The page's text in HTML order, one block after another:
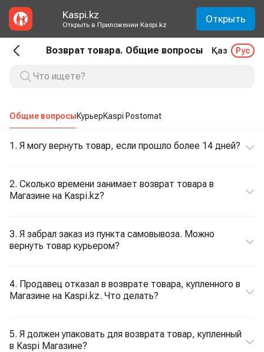
Kaspi.kz
Открыть в Приложении Kaspi.kz Открыть
Возврат товара. Общие вопросы Қаз Рус
Общие вопросыКурьерKaspi Postomat
1. Я могу вернуть товар, если прошло более 14 дней?
2. Сколько времени занимает возврат товара в
Магазине на Kaspi.kz?
3. Я забрал заказ из пункта самовывоза. Можно
вернуть товар курьером?
4. Продавец отказал в возврате товара, купленного в
Магазине на Kaspi.kz. Что делать?
5. Я должен упаковать для возврата товар, купленный
в Kaspi Магазине?